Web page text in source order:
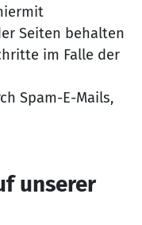
Seiten behalten
im Falle der
Spam-E-Mails,
un­se­rer